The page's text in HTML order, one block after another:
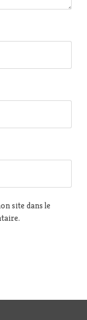
site dans le